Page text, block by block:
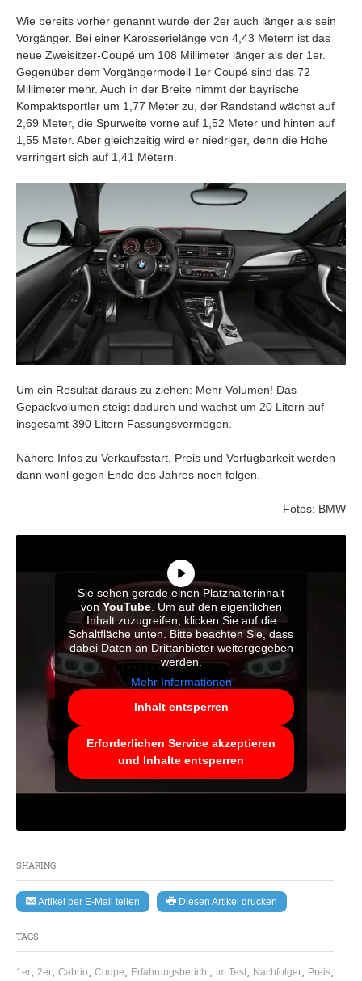
SHARING
Artikel per E-Mail teilen Diesen Artikel drucken
TAGS
1er, 2er, Cabrio, Coupe, Erfahrungsbericht, im Test, Nachfolger, Preis,
Wie bereits vorher genannt wurde der 2er auch länger als sein
Vorgänger. Bei einer Karosserielänge von 4,43 Metern ist das
neue Zweisitzer-Coupé um 108 Millimeter länger als der 1er.
Gegenüber dem Vorgängermodell 1er Coupé sind das 72
Millimeter mehr. Auch in der Breite nimmt der bayrische
Kompaktsportler um 1,77 Meter zu, der Randstand wächst auf
2,69 Meter, die Spurweite vorne auf 1,52 Meter und hinten auf
1,55 Meter. Aber gleichzeitig wird er niedriger, denn die Höhe
verringert sich auf 1,41 Metern.
Um ein Resultat daraus zu ziehen: Mehr Volumen! Das
Gepäckvolumen steigt dadurch und wächst um 20 Litern auf
insgesamt 390 Litern Fassungsvermögen.
Nähere Infos zu Verkaufsstart, Preis und Verfügbarkeit werden
dann wohl gegen Ende des Jahres noch folgen.
Fotos: BMW
Sie sehen gerade einen Platzhalterinhalt
vonYouTube. Um auf den eigentlichen
Inhalt zuzugreifen, klicken Sie auf die
Schaltfläche unten. Bitte beachten Sie, dass
dabei Daten an Drittanbieter weitergegeben
werden.
Mehr Informationen
Inhalt entsperren
Erforderlichen Service akzeptieren
und Inhalte entsperren